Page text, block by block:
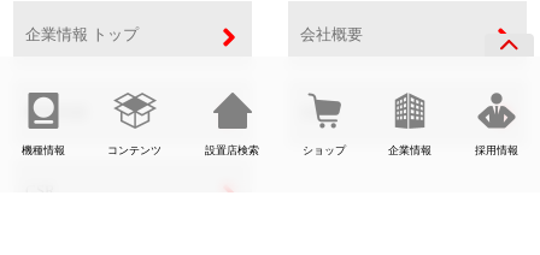
機種情報 コンテンツ 設置店検索 ショップ 企業情報 採用情報
企業情報 トップ 会社概要
事業内容 SDGs